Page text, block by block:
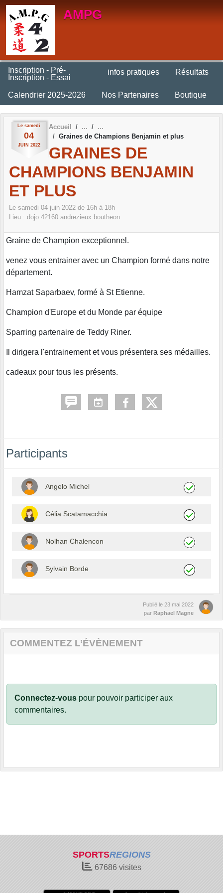
AMPG
Inscription - Pré-
Inscription - Essai
infos pratiques Résultats
Calendrier 2025-2026 Nos Partenaires Boutique
Le samedi
04
JUIN 2022
Accueil
Graines de Champions Benjamin et plus
GRAINES DE
CHAMPIONS BENJAMIN
ET PLUS
Le samedi 04 juin 2022 de 16h à 18h
Lieu : dojo 42160 andrezieux boutheon
Graine de Champion exceptionnel.
venez vous entrainer avec un Champion formé dans notre
département.
Hamzat Saparbaev, formé à St Etienne.
Champion d'Europe et du Monde par équipe
Sparring partenaire de Teddy Riner.
Il dirigera l'entrainement et vous présentera ses médailles.
cadeaux pour tous les présents.
Participants
Angelo Michel
Célia Scatamacchia
Nolhan Chalencon
Sylvain Borde
Publié le 23 mai 2022
par Raphael Magne
COMMENTEZ L’ÉVÈNEMENT
Connectez-vous pour pouvoir participer aux
commentaires.
SPORTSREGIONS
67686visites
Panneau de gestion des cookies